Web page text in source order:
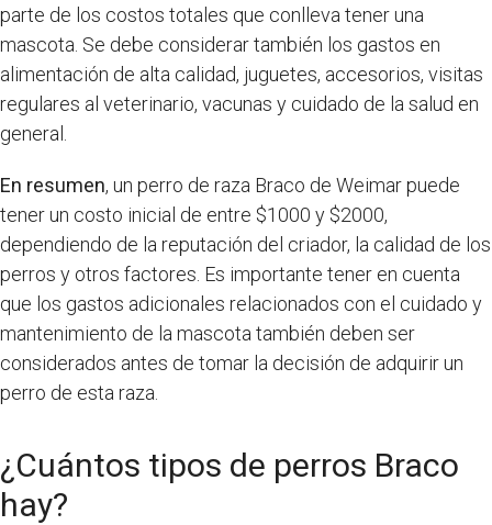
parte de los costos totales que conlleva tener una
mascota. Se debe considerar también los gastos en
alimentación de alta calidad, juguetes, accesorios, visitas
regulares al veterinario, vacunas y cuidado de la salud en
general.
En resumen, un perro de raza Braco de Weimar puede
tener un costo inicial de entre $1000 y $2000,
dependiendo de la reputación del criador, la calidad de los
perros y otros factores. Es importante tener en cuenta
que los gastos adicionales relacionados con el cuidado y
mantenimiento de la mascota también deben ser
considerados antes de tomar la decisión de adquirir un
perro de esta raza.
¿Cuántos tipos de perros Braco
hay?